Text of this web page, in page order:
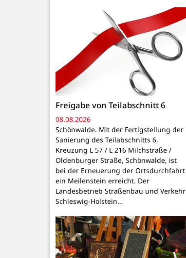
Freigabe von Teilabschnitt 6
08.08.2026
Schönwalde. Mit der Fertigstellung der
Sanierung des Teilabschnitts 6,
Kreuzung L 57 / L 216 Milchstraße /
Oldenburger Straße, Schönwalde, ist
bei der Erneuerung der Ortsdurchfahrt
ein Meilenstein erreicht. Der
Landesbetrieb Straßenbau und Verkehr
Schleswig-Holstein…